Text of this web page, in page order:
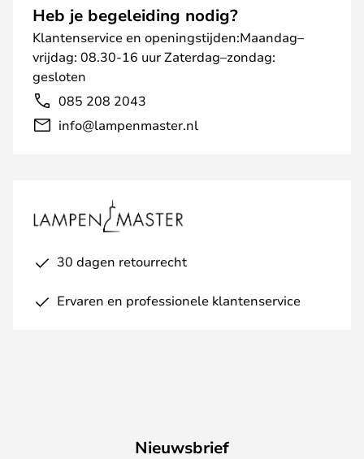
Heb je begeleiding nodig?
Klantenservice en openingstijden:Maandag–
vrijdag: 08.30-16 uur Zaterdag–zondag:
gesloten
085 208 2043
info@lampenmaster.nl
30 dagen retourrecht
Ervaren en professionele klantenservice
Nieuwsbrief